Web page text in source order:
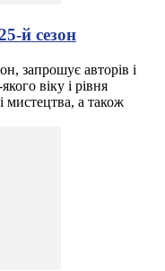
й сезон
авторів і
віку і рівня
мистецтва, а також